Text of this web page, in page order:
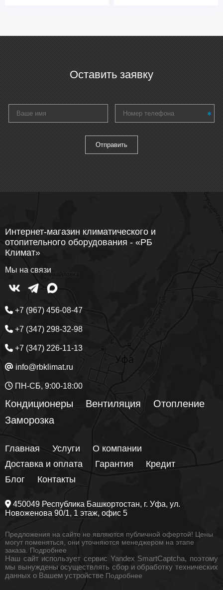
Оставить заявку
Интернет-магазин климатического и
отопительного оборудования - «РБ
Климат»
Мы на связи
+7 (967) 456-08-47
+7 (347) 298-32-98
+7 (347) 226-11-13
info@rbklimat.ru
ПН-СБ, 9:00-18:00
Кондиционеры Вентиляция
Отопление
Заморозка
Главная Услуги
О компании
Доставка и оплата
Гарантия
Кредит
Блог
Контакты
450049 Республика Башкортостан, г. Уфа, ул.
Новоженова 90/1, 1 этаж, офис 5
Предложения на сайте не являются публичной офертой! Цены
могут поменяться, они уточняются менеджером на этапе
заказа. Подробнее
Наш сайт использует сервис Yandex SmartCaptcha, поэтому
мы вынуждены осуществлять сбор и обработку технических
данных о Вашем устройстве Подробнее